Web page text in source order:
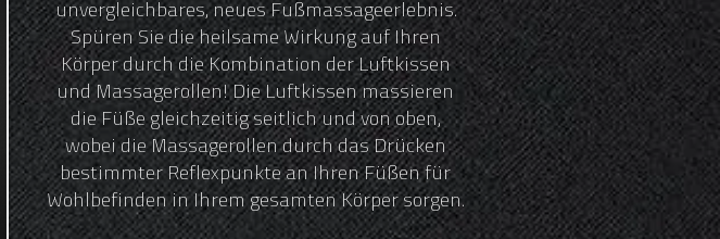
unvergleichbares, neues Fußmassageerlebnis.
Spüren Sie die heilsame Wirkung auf Ihren
Körper durch die Kombination der Luftkissen
und Massagerollen! Die Luftkissen massieren
die Füße gleichzeitig seitlich und von oben,
wobei die Massagerollen durch das Drücken
bestimmter Reflexpunkte an Ihren Füßen für
Wohlbefinden in Ihrem gesamten Körper sorgen.